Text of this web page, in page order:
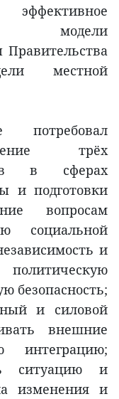
модели
Правительства
местной
потребовал
трёх
в сферах
и подготовки
вопросам
социальной
и
политическую
безопасность;
и силовой
внешние
интеграцию;
ситуацию и
изменения и